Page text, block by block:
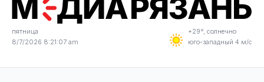
пятница
8/7/2026 8:21:07 am
+29°, солнечно
юго-западный 4 м/с